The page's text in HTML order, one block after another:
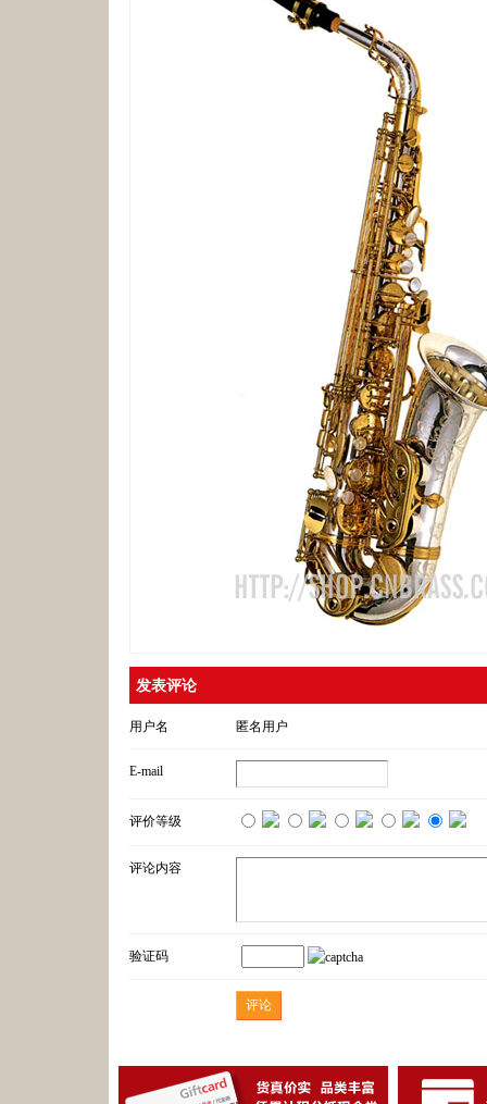
发表评论
用户名 匿名用户
E-mail
评价等级
评论内容
验证码